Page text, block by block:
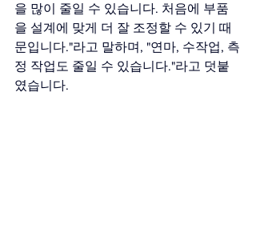
을 많이 줄일 수 있습니다. 처음에 부품
을 설계에 맞게 더 잘 조정할 수 있기 때
문입니다."라고 말하며, "연마, 수작업, 측
정 작업도 줄일 수 있습니다."라고 덧붙
였습니다.